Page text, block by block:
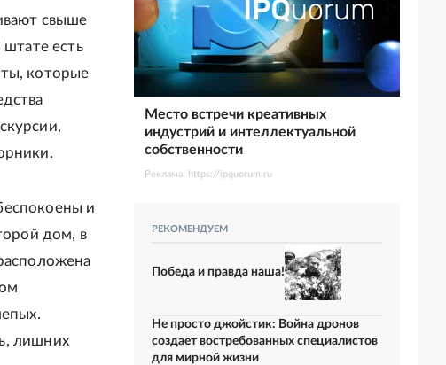
свыше
есть
которые
и
дом, в
лишних
Место встречи креативных
индустрий и интеллектуальной
собственности
Реклама. https://ipquorum.ru
РЕКОМЕНДУЕМ
Победа и правда наша!
Не просто джойстик: Война дронов
создает востребованных специалистов
для мирной жизни